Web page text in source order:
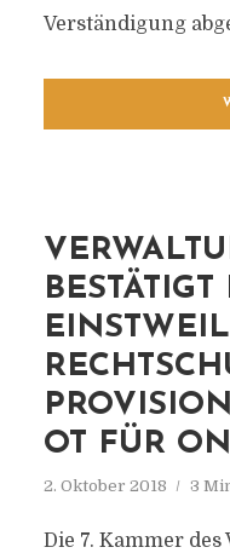
Verständigung
BESTÄTIGT
OT FÜR
2. Oktober 2018 3
Die 7. Kammer